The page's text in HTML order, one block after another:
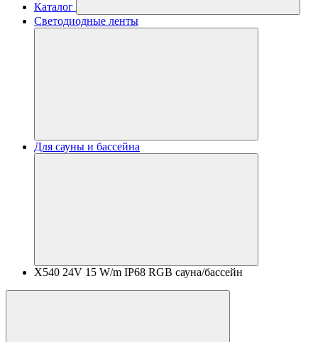
Каталог
Светодиодные ленты
Для сауны и бассейна
X540 24V 15 W/m IP68 RGB сауна/бассейн